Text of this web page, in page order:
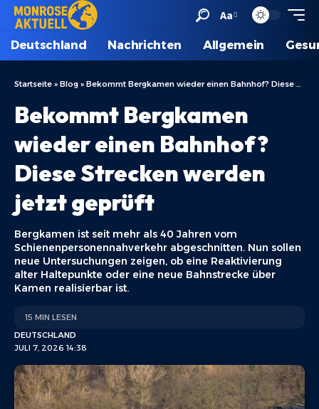
Aa
Deutschland Nachrichten Allgemein
Startseite » Blog » Bekommt Bergkamen wieder einen Bahnhof? Diese Strecken werden jetzt geprüft
Bekommt Bergkamen
wieder einen Bahnhof?
Diese Strecken werden
jetzt geprüft
Bergkamen ist seit mehr als 40 Jahren vom
Schienenpersonennahverkehr abgeschnitten. Nun sollen
neue Untersuchungen zeigen, ob eine Reaktivierung
alter Haltepunkte oder eine neue Bahnstrecke über
Kamen realisierbar ist.
JULI 7, 2026 14:38
DEUTSCHLAND
15 MIN LESEN